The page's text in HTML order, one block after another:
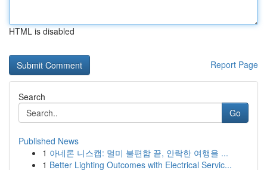
HTML is disabled
Report Page
Search
Go
Published News
1 아네론 니스캡: 멀미 불편함 끝, 안락한 여행을 ...
1 Better Lighting Outcomes with Electrical Servic...